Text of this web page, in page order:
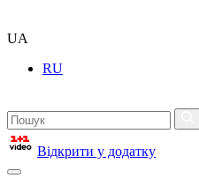
UA
RU
Відкрити у додатку